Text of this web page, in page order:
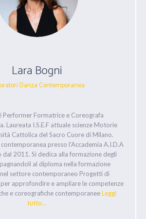
Lara Bogni
Danza Contemporanea
Performer Formatrice e Coreografa
Laureata I.S.E.F attuale scienze Motorie
Cattolica del Sacro Cuore di Milano.
presso l’Accademia A.I.D.A
dal 2011. Si dedica alla formazione degli
al diploma nella formazione
settore contemporaneo Progetti di
approfondire e ampliare le competenze
e coreografiche contemporaneeLeggi
tutto...